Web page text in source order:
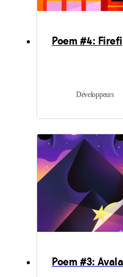
Poem #4:
Développeurs
Poem #3: